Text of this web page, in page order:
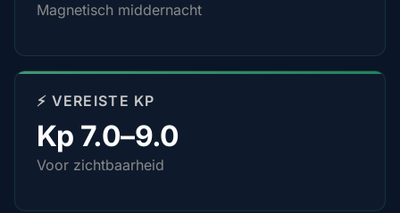
Magnetisch middernacht
⚡ VEREISTE KP
Kp 7.0–9.0
Voor zichtbaarheid